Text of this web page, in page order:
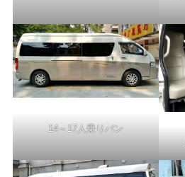
14～17人乗りバン